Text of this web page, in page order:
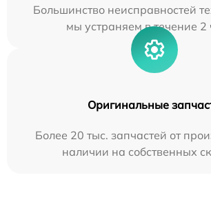
Большинство неисправностей
мы устраняем в течение 2
Оригинальные
Более 20 тыс. запчастей от
наличии на собственных